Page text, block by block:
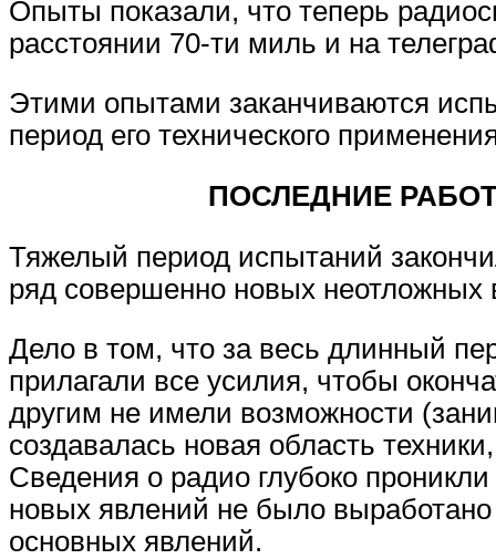
Опыты показали, что теперь
расстоянии 70-ти миль и на
Этими опытами заканчиваются
период его технического
ПОСЛЕДНИЕ
Тяжелый период испытаний
ряд совершенно новых неотложных
Дело в том, что за весь длинный
прилагали все усилия, чтобы
другим не имели возможности
создавалась новая область
Сведения о радио глубоко
новых явлений не было
основных явлений.